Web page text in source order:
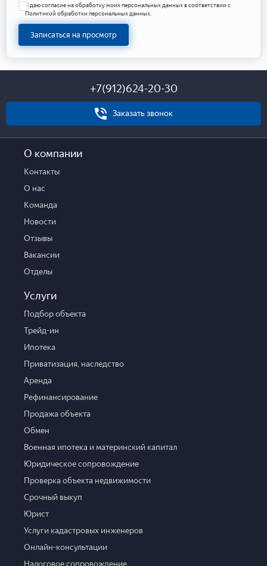
Я даю согласие на обработку моих персональных данных в соответствии с
Политикой обработки персональных данных.
Записаться на просмотр
+7(912)624-20-30
Заказать звонок
О компании
Контакты
О нас
Команда
Новости
Отзывы
Вакансии
Отделы
Услуги
Подбор объекта
Трейд-ин
Ипотека
Приватизация, наследство
Аренда
Рефинансирование
Продажа объекта
Обмен
Военная ипотека и материнский капитал
Юридическое сопровождение
Проверка объекта недвижимости
Срочный выкуп
Юрист
Услуги кадастровых инженеров
Онлайн-консультации
Налоговое сопровождение